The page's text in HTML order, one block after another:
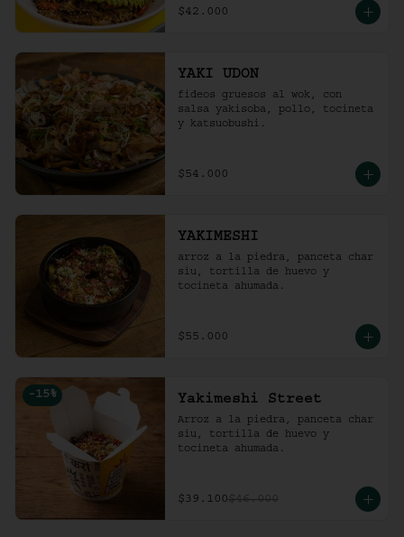
$42.000
YAKI UDON
fideos gruesos al wok, con
salsa yakisoba, pollo, tocineta
y katsuobushi.
$54.000
YAKIMESHI
arroz a la piedra, panceta char
siu, tortilla de huevo y
tocineta ahumada.
$55.000
-15 % Yakimeshi Street
Arroz a la piedra, panceta char
siu, tortilla de huevo y
tocineta ahumada.
$39.100$46.000